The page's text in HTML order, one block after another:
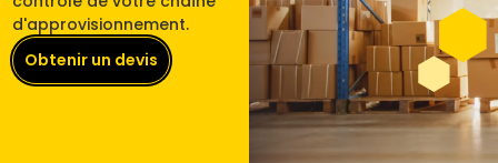
d'approvisionnement.
Obtenir un devis